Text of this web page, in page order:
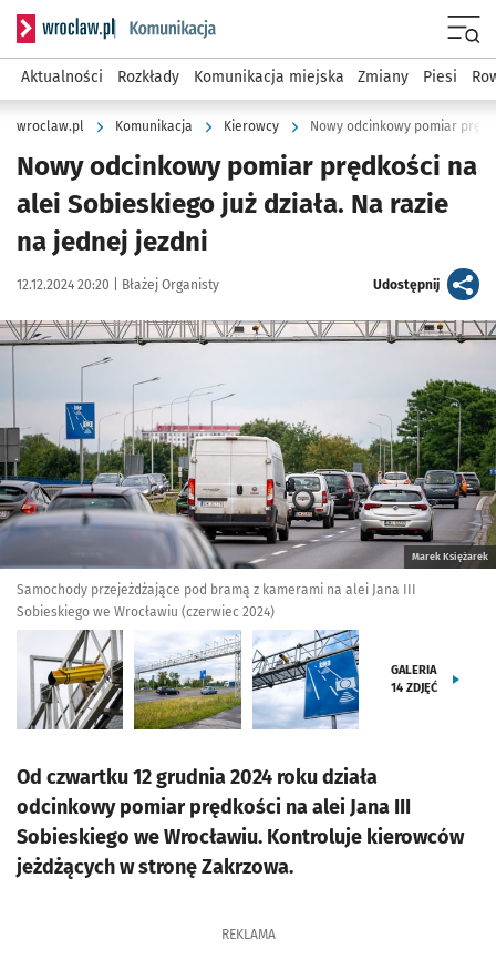
Serwis informacyjny wroclaw.pl podserwis: Komunikacja
Aktualności Rozkłady Komunikacja miejska Zmiany Piesi
wroclaw.pl Komunikacja Kierowcy Nowy odcinkowy pomiar
Nowy odcinkowy pomiar prędkości na
alei Sobieskiego już działa. Na razie
na jednej jezdni
Data publikacji:
12.12.2024 20:20 | Autor:
Błażej Organisty Udostępnijartykuł
Kliknij, aby zobaczyć galerię
Marek Księżarek
Samochody przejeżdżające pod bramą z kamerami na alei Jana III
Sobieskiego we Wrocławiu (czerwiec 2024)
GALERIA
14 ZDJĘĆ
Od czwartku 12 grudnia 2024 roku działa
odcinkowy pomiar prędkości na alei Jana III
Sobieskiego we Wrocławiu. Kontroluje kierowców
jeżdżących w stronę Zakrzowa.
REKLAMA